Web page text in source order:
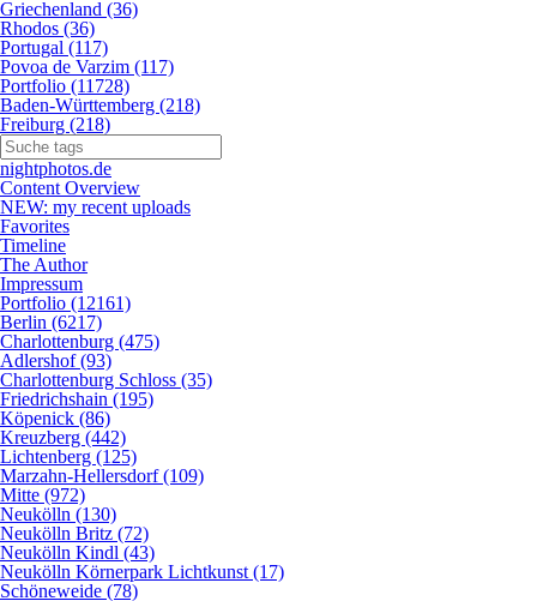
Griechenland (36)
Rhodos (36)
Portugal (117)
Povoa de Varzim (117)
Portfolio (11728)
Baden-Württemberg (218)
Freiburg (218)
nightphotos.de
Content Overview
NEW: my recent uploads
Favorites
Timeline
The Author
Impressum
Portfolio (12161)
Berlin (6217)
Charlottenburg (475)
Adlershof (93)
Charlottenburg Schloss (35)
Friedrichshain (195)
Köpenick (86)
Kreuzberg (442)
Lichtenberg (125)
Marzahn-Hellersdorf (109)
Mitte (972)
Neukölln (130)
Neukölln Britz (72)
Neukölln Kindl (43)
Neukölln Körnerpark Lichtkunst (17)
Schöneweide (78)